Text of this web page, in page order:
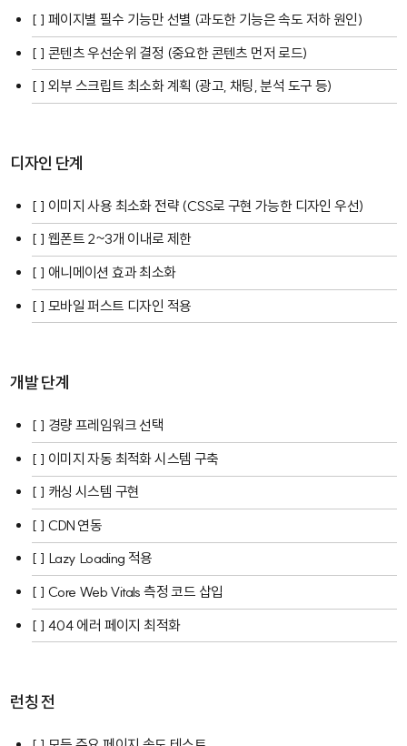
[ ] 페이지별 필수 기능만 선별 (과도한 기능은 속도 저하 원인)
[ ] 콘텐츠 우선순위 결정 (중요한 콘텐츠 먼저 로드)
[ ] 외부 스크립트 최소화 계획 (광고, 채팅, 분석 도구 등)
디자인 단계
[ ] 이미지 사용 최소화 전략 (CSS로 구현 가능한 디자인 우선)
[ ] 웹폰트 2~3개 이내로 제한
[ ] 애니메이션 효과 최소화
[ ] 모바일 퍼스트 디자인 적용
개발 단계
[ ] 경량 프레임워크 선택
[ ] 이미지 자동 최적화 시스템 구축
[ ] 캐싱 시스템 구현
[ ] CDN 연동
[ ] Lazy Loading 적용
[ ] Core Web Vitals 측정 코드 삽입
[ ] 404 에러 페이지 최적화
런칭 전